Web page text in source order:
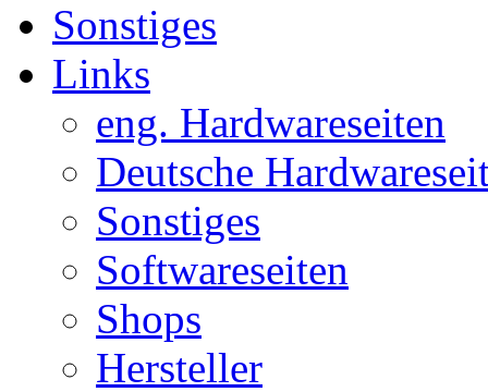
Sonstiges
Links
eng. Hardwareseiten
Deutsche
Sonstiges
Softwareseiten
Shops
Hersteller